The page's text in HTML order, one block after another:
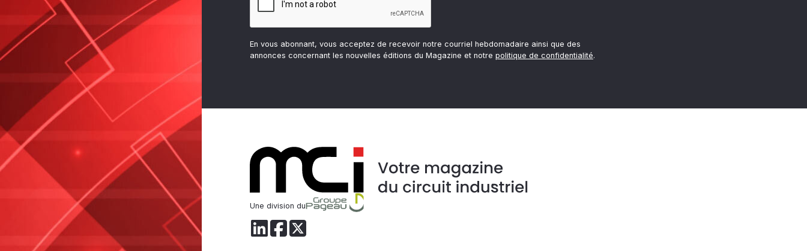
En vous abonnant, vous acceptez de recevoir notre courriel hebdomadaire ainsi que des
annonces concernant les nouvelles éditions du Magazine et notre politique de confidentialité.
Une division du